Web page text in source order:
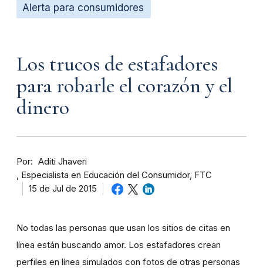
Alerta para consumidores
Los trucos de estafadores
para robarle el corazón y el
dinero
Por
Aditi Jhaveri
Especialista en Educación del Consumidor, FTC
15 de Jul de 2015
No todas las personas que usan los sitios de citas en
línea están buscando amor. Los estafadores crean
perfiles en línea simulados con fotos de otras personas